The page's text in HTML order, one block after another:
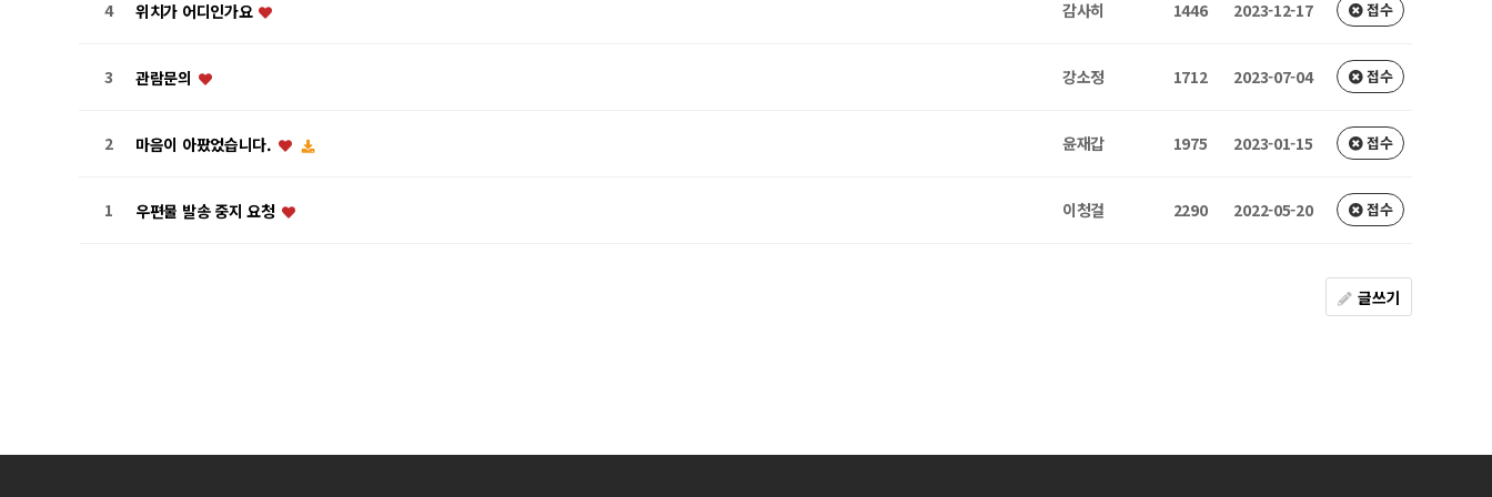
4 위치가 어디인가요 감사히 1446 2023-12-17 접수
3 관람문의 강소정 1712 2023-07-04 접수
2 마음이 아팠었습니다. 윤재갑 1975 2023-01-15 접수
1 우편물 발송 중지 요청 이청걸 2290 2022-05-20 접수
글쓰기